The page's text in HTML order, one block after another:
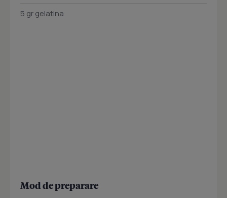
5 gr gelatina
Mod de preparare